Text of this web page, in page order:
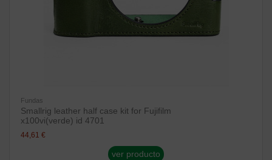
Fundas
Smallrig leather half case kit for Fujifilm
x100vi(verde) id 4701
44,61 €
ver producto